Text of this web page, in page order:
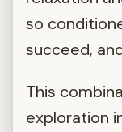
so
succeed,
This
exploration